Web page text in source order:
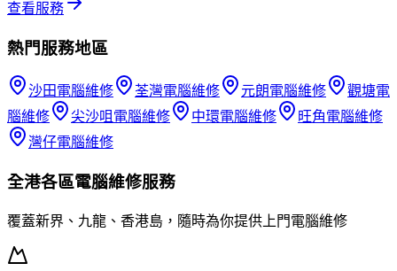
查看服務
熱門服務地區
沙田電腦維修 荃灣電腦維修 元朗電腦維修 觀塘電
腦維修
尖沙咀 電腦維修 中環電腦維修 旺角電腦維修
灣仔電腦維修
全港各區電腦維修服務
覆蓋新界、九龍、香港島，隨時為你提供上門電腦維修